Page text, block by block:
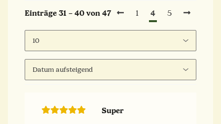
Einträge 31 – 40 von 47 1 4 5
Super